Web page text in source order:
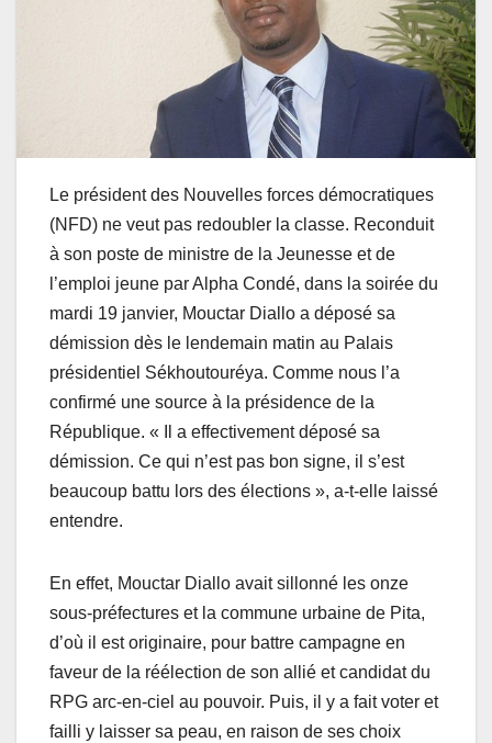
Le président des Nouvelles forces démocratiques
(NFD) ne veut pas redoubler la classe. Reconduit
à son poste de ministre de la Jeunesse et de
l’emploi jeune par Alpha Condé, dans la soirée du
mardi 19 janvier, Mouctar Diallo a déposé sa
démission dès le lendemain matin au Palais
présidentiel Sékhoutouréya. Comme nous l’a
confirmé une source à la présidence de la
République. « Il a effectivement déposé sa
démission. Ce qui n’est pas bon signe, il s’est
beaucoup battu lors des élections », a-t-elle laissé
entendre.
En effet, Mouctar Diallo avait sillonné les onze
sous-préfectures et la commune urbaine de Pita,
d’où il est originaire, pour battre campagne en
faveur de la réélection de son allié et candidat du
RPG arc-en-ciel au pouvoir. Puis, il y a fait voter et
failli y laisser sa peau, en raison de ses choix